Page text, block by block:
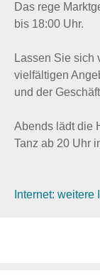
Das rege
bis 18:00 Uhr.
Lassen Sie sich
vielfältigen
und der
Abends lädt die
Tanz ab 20 Uhr
Internet: weitere